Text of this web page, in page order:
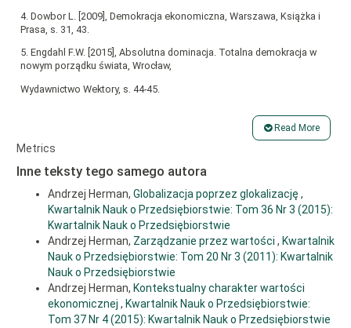
4. Dowbor L. [2009], Demokracja ekonomiczna, Warszawa, Książka i
Prasa, s. 31, 43.
5. Engdahl F.W. [2015], Absolutna dominacja. Totalna demokracja w
nowym porządku świata, Wrocław,
Wydawnictwo Wektory, s. 44-45.
Journal”, No. 1, pp. 27-35.
7. Joans H. [2009], Powstawanie wartości, Warszawa, Oficyna
8. Kolodko G.W. [1999], Transition to a market economy and
sustained growth. Implications for the post-
Washington consensus, “Communist and Post-Communist Studies”,
Vol. 32, No. 3 (September), pp.
233-261.
9. Kolodko G.W. [2001], Post-Communist Transition and Post-
Washington Consensus. The Lessons for
Read More
Article
Details
Metrics
Inne teksty tego samego autora
Andrzej Herman, Globalizacja poprzez glokalizację ,
Kwartalnik Nauk o Przedsiębiorstwie: Tom 36 Nr 3 (2015):
Kwartalnik Nauk o Przedsiębiorstwie
Andrzej Herman, Zarządzanie przez wartości , Kwartalnik
Nauk o Przedsiębiorstwie: Tom 20 Nr 3 (2011): Kwartalnik
Nauk o Przedsiębiorstwie
Andrzej Herman, Kontekstualny charakter wartości
ekonomicznej , Kwartalnik Nauk o Przedsiębiorstwie:
Tom 37 Nr 4 (2015): Kwartalnik Nauk o Przedsiębiorstwie